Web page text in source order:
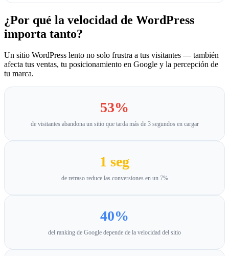
¿Por qué la velocidad de WordPress
importa tanto?
Un sitio WordPress lento no solo frustra a tus visitantes — también
afecta tus ventas, tu posicionamiento en Google y la percepción de
tu marca.
53%
de visitantes abandona un sitio que tarda más de 3 segundos en cargar
1 seg
de retraso reduce las conversiones en un 7%
40%
del ranking de Google depende de la velocidad del sitio